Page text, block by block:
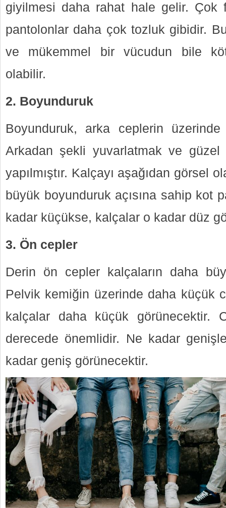
giyilmesi daha rahat hale gelir. Çok
pantolonlar daha çok tozluk gibidir.
ve mükemmel bir vücudun bile
olabilir.
2. Boyunduruk
Boyunduruk, arka ceplerin
Arkadan şekli yuvarlatmak ve
yapılmıştır. Kalçayı aşağıdan görsel
büyük boyunduruk açısına sahip kot
kadar küçükse, kalçalar o kadar düz
3. Ön cepler
Derin ön cepler kalçaların daha
Pelvik kemiğin üzerinde daha küçük
kalçalar daha küçük görünecektir.
derecede önemlidir. Ne kadar
kadar geniş görünecektir.